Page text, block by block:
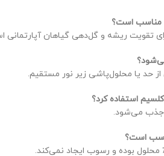
تقویت ریشه و گل‌دهی گیاهان آپارتمانی
یا محلول‌پاشی زیر نور مستقیم.
جذب می‌شود.